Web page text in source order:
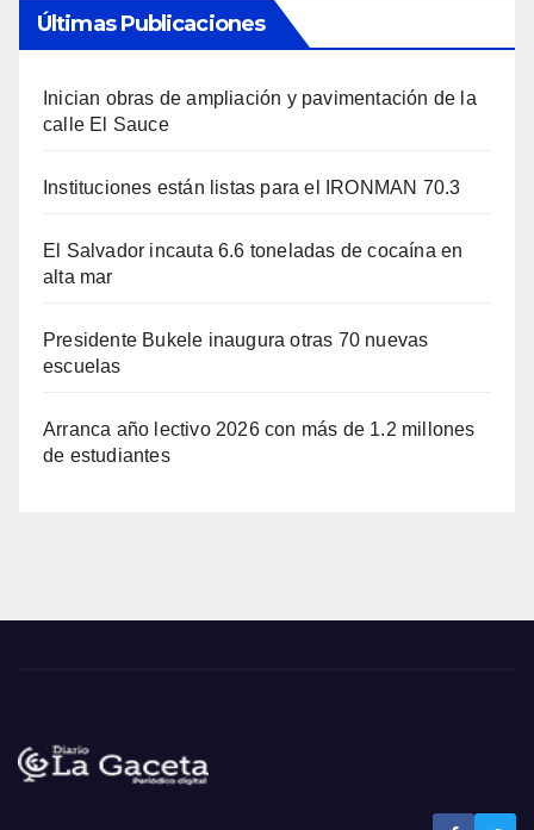
Últimas Publicaciones
Inician obras de ampliación y pavimentación de la
calle El Sauce
Instituciones están listas para el IRONMAN 70.3
El Salvador incauta 6.6 toneladas de cocaína en
alta mar
Presidente Bukele inaugura otras 70 nuevas
escuelas
Arranca año lectivo 2026 con más de 1.2 millones
de estudiantes